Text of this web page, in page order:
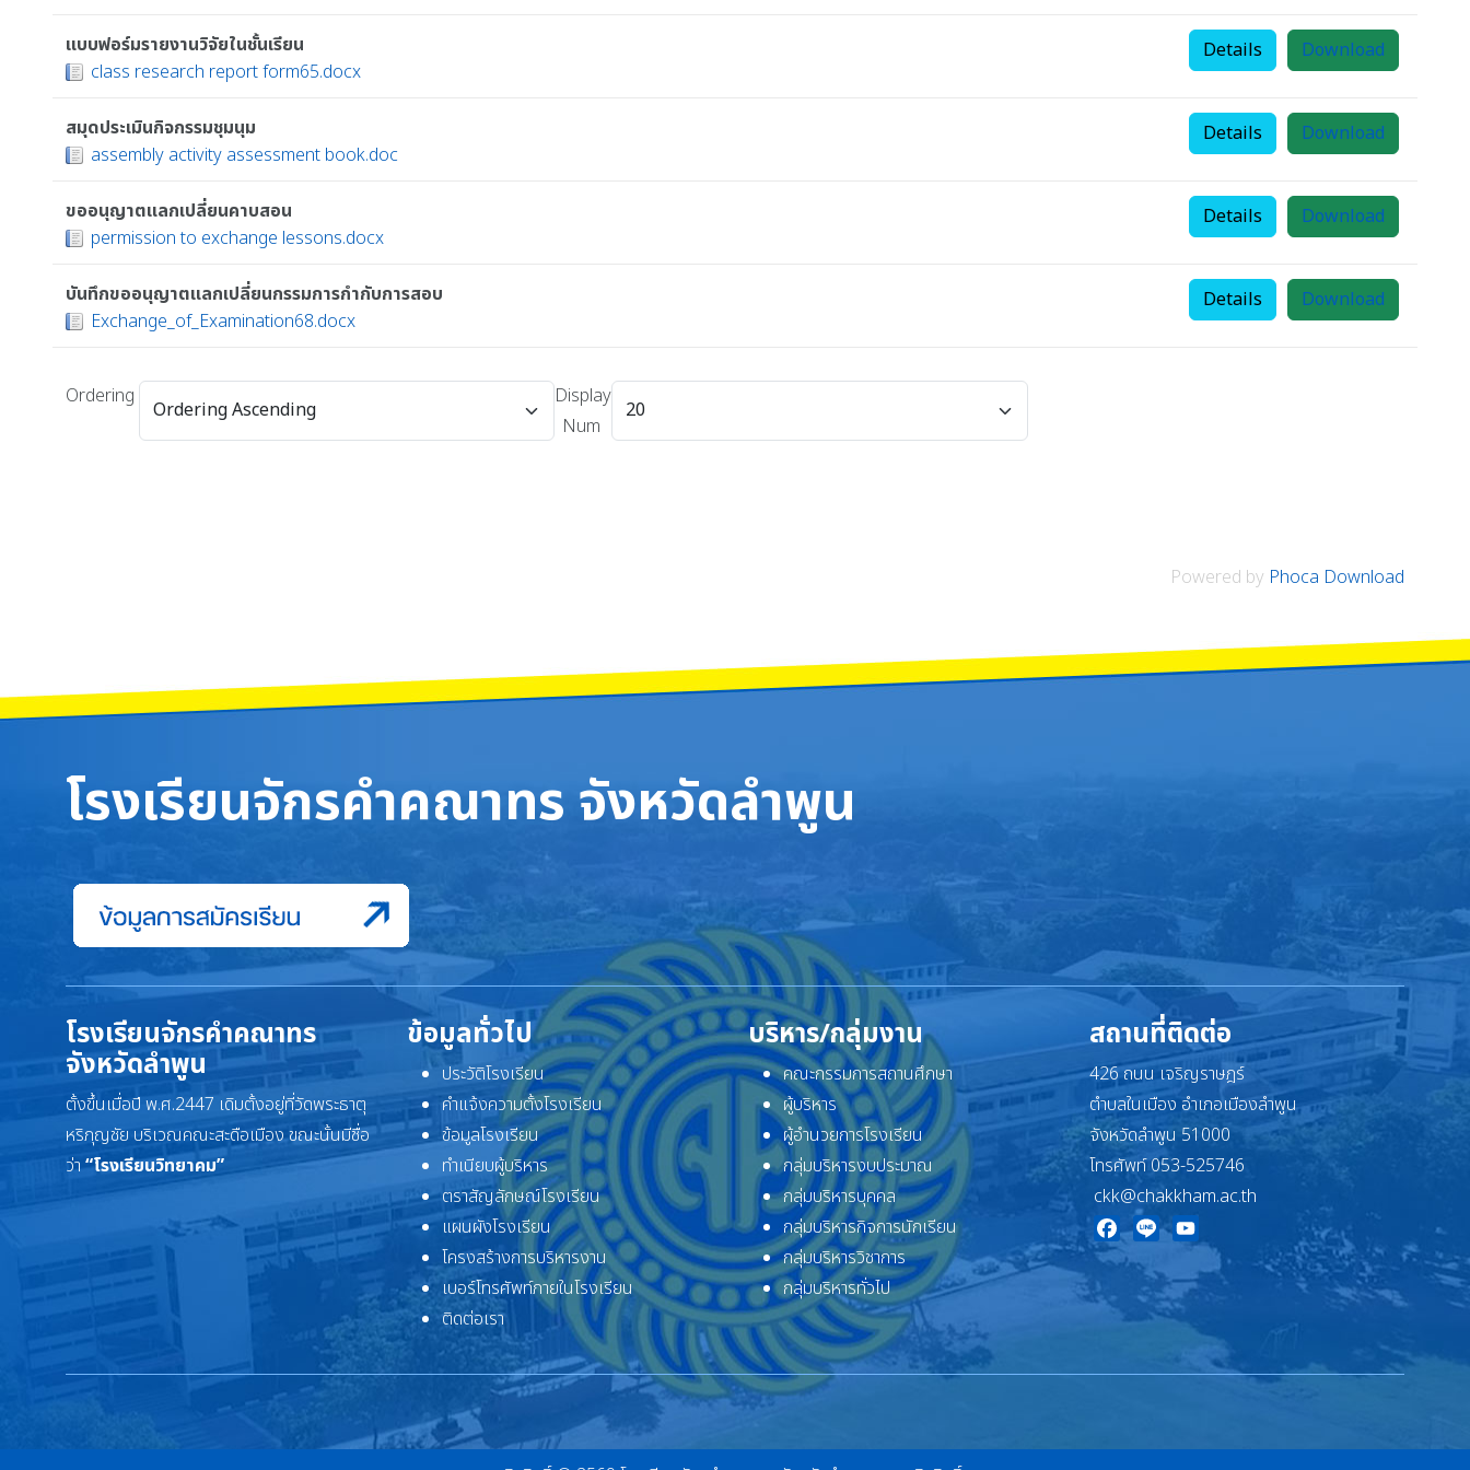
แบบฟอร์มรายงานวิจัยในชั้นเรียน
class research report form65.docx
Download
Details
สมุดประเมินกิจกรรมชุมนุม
assembly activity assessment book.doc
Download
Details
ขออนุญาตแลกเปลี่ยนคาบสอน
permission to exchange lessons.docx
Download
Details
บันทึกขออนุญาตแลกเปลี่ยนกรรมการกำกับการสอบ
Exchange_of_Examination68.docx
Download
Details
Ordering
Display
Num
Powered by Phoca Download
โรงเรียนจักรคำคณาทร จังหวัดลำพูน
โรงเรียนจักรคำคณาทร
จังหวัดลำพูน
ตั้งขึ้นเมื่อปี พ.ศ.2447 เดิมตั้งอยู่ที่วัดพระธาตุ
หริภุญชัย บริเวณคณะสะดือเมือง ขณะนั้นมีชื่อ
ว่า“โรงเรียนวิทยาคม”
ข้อมูลทั่วไป
ประวัติโรงเรียน
คำแจ้งความตั้งโรงเรียน
ข้อมูลโรงเรียน
ทำเนียบผู้บริหาร
ตราสัญลักษณ์โรงเรียน
แผนผังโรงเรียน
โครงสร้างการบริหารงาน
เบอร์โทรศัพท์ภายในโรงเรียน
ติดต่อเรา
บริหาร/กลุ่มงาน
คณะกรรมการสถานศึกษา
ผู้บริหาร
ผู้อำนวยการโรงเรียน
กลุ่มบริหารงบประมาณ
กลุ่มบริหารบุคคล
กลุ่มบริหารกิจการนักเรียน
กลุ่มบริหารวิชาการ
กลุ่มบริหารทั่วไป
สถานที่ติดต่อ
426 ถนน เจริญราษฎร์
ตำบลในเมือง อำเภอเมืองลำพูน
จังหวัดลำพูน 51000
โทรศัพท์ 053-525746
ckk@chakkham.ac.th
Facebook YouTube